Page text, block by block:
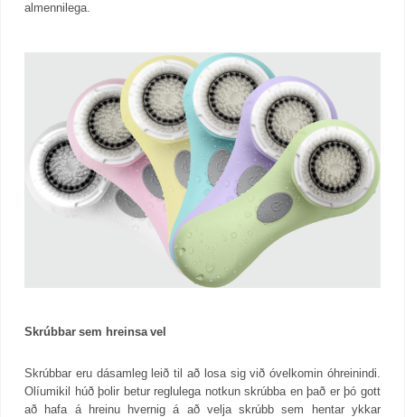
almennilega.
Skrúbbar sem hreinsa vel
Skrúbbar eru dásamleg leið til að losa sig við óvelkomin óhreinindi.
Olíumikil húð þolir betur reglulega notkun skrúbba en það er þó gott
að hafa á hreinu hvernig á að velja skrúbb sem hentar ykkar